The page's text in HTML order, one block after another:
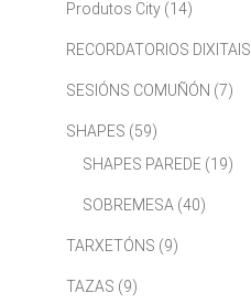
Produtos City (14)
RECORDATORIOS DIXITAIS
SESIÓNS COMUÑÓN (7)
SHAPES (59)
SHAPES PAREDE (19)
SOBREMESA (40)
TARXETÓNS (9)
TAZAS (9)